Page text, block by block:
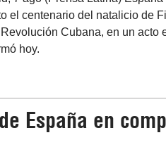
el centenario del natalicio de
Cubana, en un acto
hoy.
España en